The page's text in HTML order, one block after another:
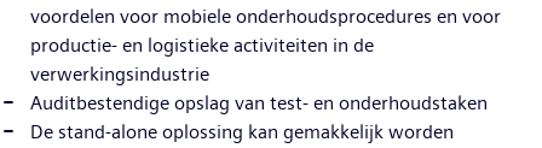
voordelen voor mobiele onderhoudsprocedures en voor
productie- en logistieke activiteiten in de
verwerkingsindustrie
Auditbestendige opslag van test- en onderhoudstaken
De stand-alone oplossing kan gemakkelijk worden